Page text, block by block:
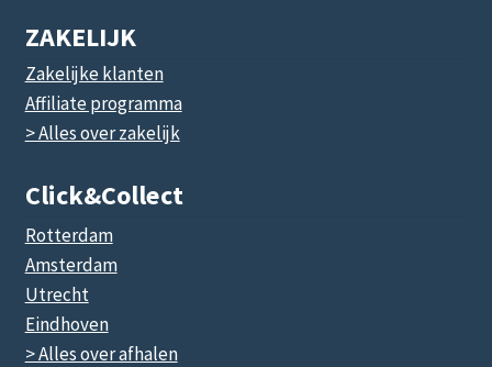
ZAKELIJK
Zakelijke klanten
Affiliate programma
> Alles over zakelijk
Click&collect
Rotterdam
Amsterdam
Utrecht
Eindhoven
> Alles over afhalen